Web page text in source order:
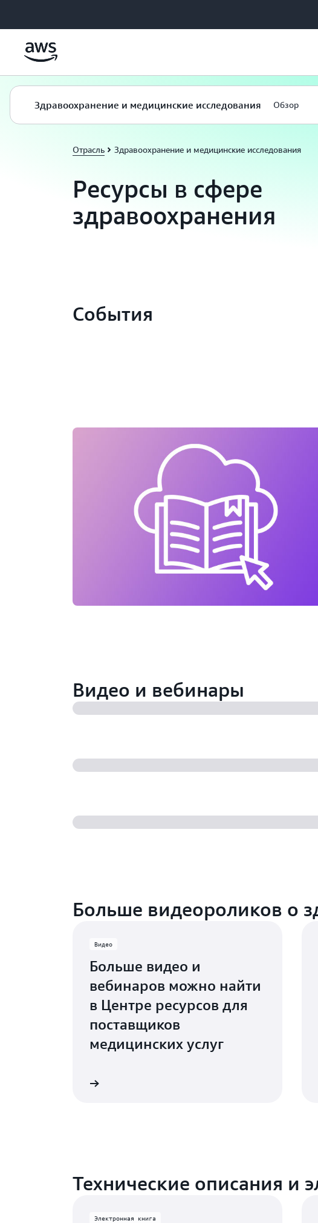
Здравоохранение и медицинские исследования Обзор
Отрасль Здравоохранение и медицинские исследования
Ресурсы в сфере
здравоохранения
События
Видео и вебинары
Больше видеороликов о
Видео
Больше видео и
вебинаров можно найти
в Центре ресурсов для
поставщиков
медицинских услуг
Технические описания и
Электронная книга